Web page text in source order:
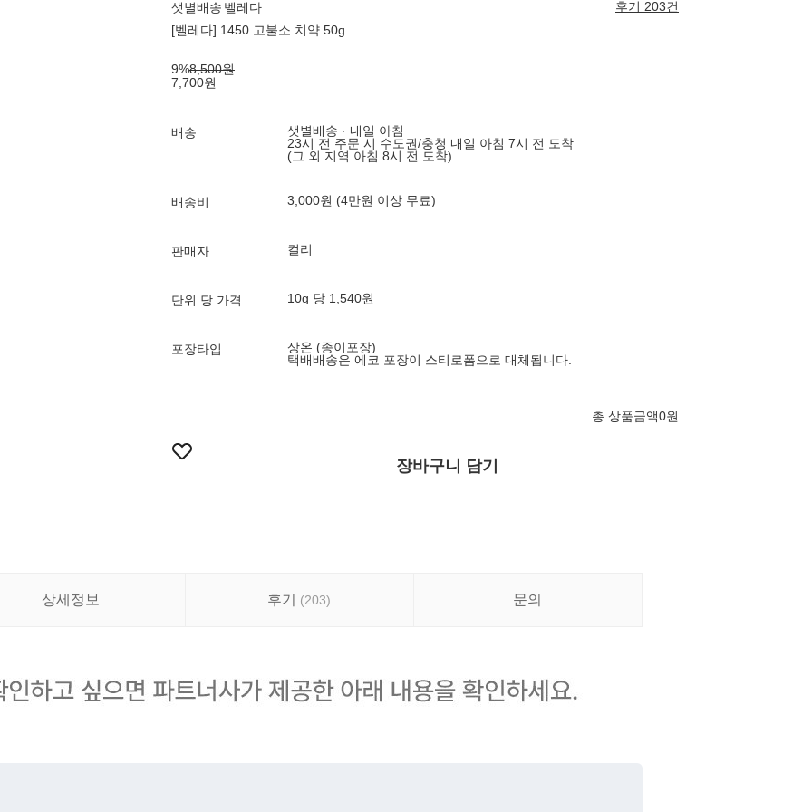
샛별배송 벨레다
후기 203건
[벨레다] 1450 고불소 치약 50g
9%8,500원
7,700원
배송
샛별배송 · 내일 아침
23시 전 주문 시 수도권/충청 내일 아침 7시 전 도착
(그 외 지역 아침 8시 전 도착)
배송비 3,000원 (4만원 이상 무료)
판매자 컬리
단위 당 가격 10g 당 1,540원
포장타입
상온 (종이포장)
택배배송은 에코 포장이 스티로폼으로 대체됩니다.
총 상품금액0원
장바구니 담기
상세정보 후기 (203) 문의